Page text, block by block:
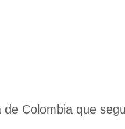
de Colombia que